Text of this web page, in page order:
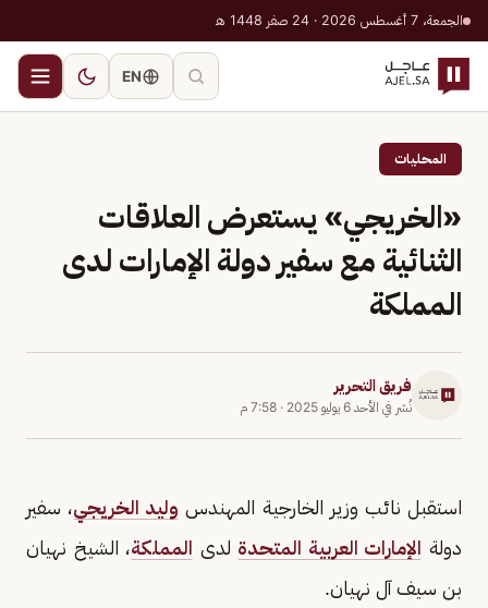
الجمعة، 7 أغسطس 2026 · 24 صفر 1448 هـ
EN
المحليات
«الخريجي» يستعرض العلاقات
الثنائية مع سفير دولة الإمارات لدى
المملكة
فريق التحرير
نُشر في الأحد 6 يوليو 2025 · 7:58 م
استقبل نائب وزير الخارجية المهندس وليد الخريجي، سفير
دولة الإمارات العربية المتحدة لدى المملكة، الشيخ نهيان
بن سيف آل نهيان.